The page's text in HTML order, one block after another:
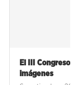
Valencia, en